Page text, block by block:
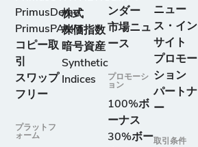
PrimusDemo
PrimusPAMM
コピー取
引
スワップ
フリー
プラットフ
ォーム
株式
株価指数
暗号資産
Synthetic
Indices
ンダー
市場ニュ
ース
プロモーシ
ョン
100%ボ
ーナス
30%ボー
ニュー
ス・イン
サイト
プロモー
ション
パートナ
ー
取引条件